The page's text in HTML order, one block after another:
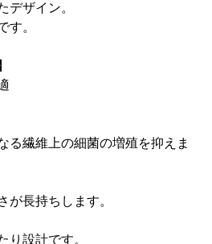
デザイン。
す。
繊維上の細菌の増殖を抑えま
長持ちします。
設計です。